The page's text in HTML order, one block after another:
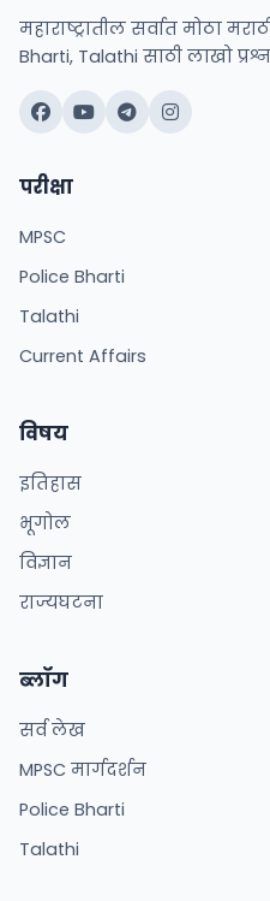
महाराष्ट्रातील सर्वात मोठा
Bharti, Talathi साठी लाखो
परीक्षा
MPSC
Police Bharti
Talathi
Current Affairs
विषय
इतिहास
भूगोल
विज्ञान
राज्यघटना
ब्लॉग
सर्व लेख
MPSC मार्गदर्शन
Police Bharti
Talathi